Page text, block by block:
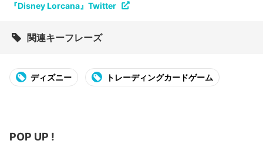
『Disney Lorcana』Twitter
関連キーフレーズ
ディズニー トレーディングカードゲーム
POP UP !